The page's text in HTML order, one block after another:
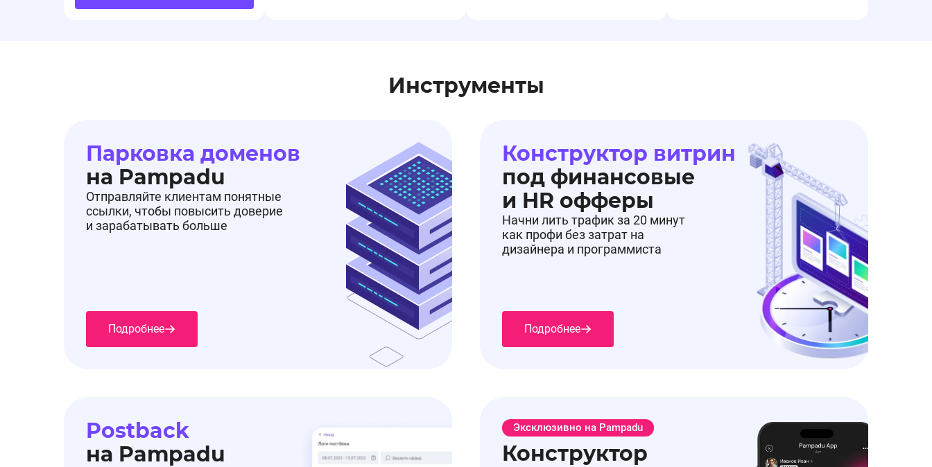
Инструменты
Парковка доменов
на Pampadu
Отправляйте клиентам понятные
ссылки, чтобы повысить доверие
и зарабатывать больше
Подробнее
Конструктор витрин
под финансовые
и HR офферы
Начни лить трафик за 20 минут
как профи без затрат на
дизайнера и программиста
Подробнее
Postback
на Pampadu
Эксклюзивно на Pampadu
Конструктор